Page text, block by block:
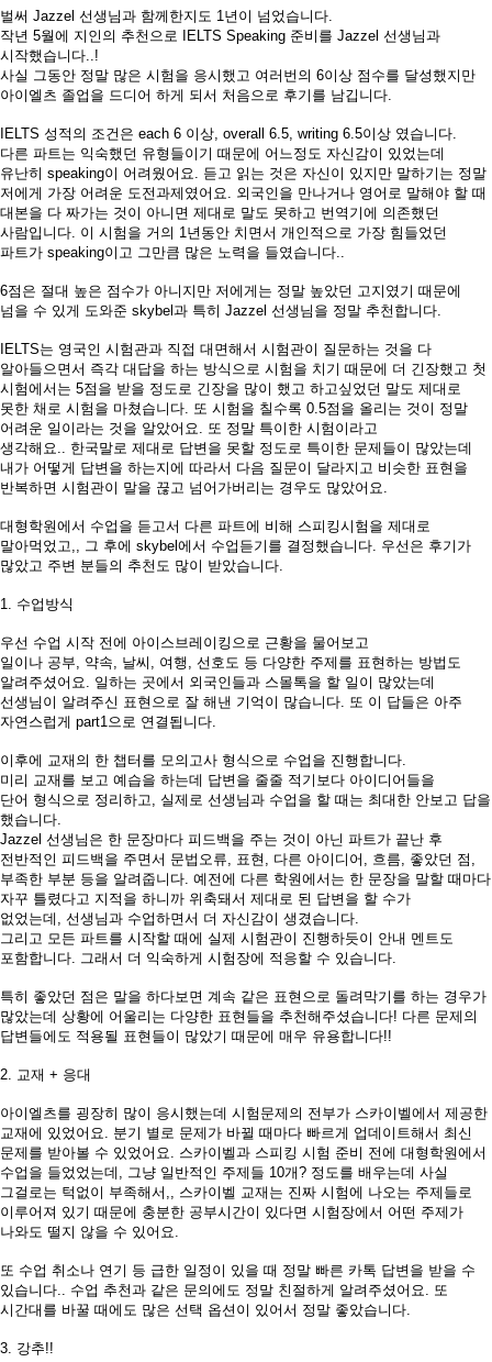
벌써 Jazzel 선생님과 함께한지도 1 년이 넘었습니다
작년 5월에 지인의 추천으로 IELTS Speaking 준비를 Jazzel 선생님과
시작했습니다 ..!
사실 그동안 정말 많은 시험을 응시했고 여러번의 6이상 점수를 달성했지만
아이엘츠 졸업을 드디어 하게 되서 처음으로 후기를 남깁니다
IELTS 성적의 조건은 each 6 이상 , overall 6.5, writing 6.5이상 였습니다
다른 파트는 익숙했던 유형들이기 때문에 어느정도 자신감이 있었는데
유난히 speaking이 어려웠어요
듣고 읽는 것은 자신이 있지만 말하기는 정말
저에게 가장 어려운 도전과제였어요
외국인을 만나거나 영어로 말해야 할 때
대본을 다 짜가는 것이 아니면 제대로 말도 못하고 번역기에 의존했던
사람입니다 이 시험을 거의 1 년동안 치면서 개인적으로 가장 힘들었던
파트가 speaking이고 그만큼 많은 노력을 들였습니다
6점은 절대 높은 점수가 아니지만 저에게는 정말 높았던 고지였기 때문에
넘을 수 있게 도와준 skybel과 특히 Jazzel 선생님을 정말 추천합니다.
IELTS는 영국인 시험관과 직접 대면해서 시험관이 질문하는 것을 다
알아들으면서 즉각 대답을 하는 방식으로 시험을 치기 때문에 더 긴장했고 첫
시험에서는 5점을 받을 정도로 긴장을 많이 했고 하고싶었던 말도 제대로
못한 채로 시험을 마쳤습니다 또 시험을 칠수록 0.5점을 올리는 것이 정말
어려운 일이라는 것을 알았어요
또 정말 특이한 시험이라고
생각해요
한국말로 제대로 답변을 못할 정도로 특이한 문제들이 많았는데
내가 어떻게 답변을 하는지에 따라서 다음 질문이 달라지고 비슷한 표현을
반복하면 시험관이 말을 끊고 넘어가버리는 경우도 많았어요
대형학원에서 수업을 듣고서 다른 파트에 비해 스피킹시험을 제대로
말아먹었고,, 그 후에 skybel에서 수업듣기를 결정했습니다 우선은 후기가
많았고 주변 분들의 추천도 많이 받았습니다
1. 수업방식
우선 수업 시작 전에 아이스브레이킹으로 근황을 물어보고
일이나 공부 약속 날씨 여행, 선호도 등 다양한 주제를 표현하는 방법도
알려주셨어요
일하는 곳에서 외국인들과 스몰톡을 할 일이 많았는데
선생님이 알려주신 표현으로 잘 해낸 기억이 많습니다 또 이 답들은 아주
자연스럽게 part1 으로 연결됩니다
이후에 교재의 한 챕터를 모의고사 형식으로 수업을 진행 합니다
미리 교재 를 보고 예습을 하는데 답변을 줄줄 적기보다 아이디어들을
단어 형식으로 정리하고 실제로 선생님과 수업을 할 때는 최대한 안보고 답을
했습니다
Jazzel 선생님은 한 문장마다 피드백을 주는 것이 아닌 파트가 끝난 후
전반적인 피드백을 주면서 문법오류 , 표현, 다른 아이디어
흐름, 좋았던 점,
부족한 부분 등을 알려줍니다 예전에 다른 학원에서는 한 문장을 말할 때마다
자꾸 틀렸다고 지적을 하니까 위축돼서 제대로 된 답변을 할 수가
없었는데
선생님과 수업하면서 더 자신감이 생겼습니다
그리고 모든 파트를 시작할 때에 실제 시험관이 진행하듯이 안내 멘트도
포함합니다
그래서 더 익숙하게 시험장에 적응할 수 있습니다
특히 좋았던 점은 말을 하다보면 계속 같은 표현으로 돌려막기를 하는 경우가
많았는데 상황에 어울리는 다양한 표현들을 추천해주셨습니다! 다른 문제의
답변들에도 적용될 표현들이 많았기 때문에 매우 유용합니다!!
2. 교재 + 응대
아이엘츠를 굉장히 많이 응시했는데 시험문제의 전부가 스카이벨에서 제공한
교재에 있었어요
분기 별로 문제가 바뀔 때마다 빠르게 업데이트해서 최신
문제를 받아볼 수 있었어요
스카이벨과 스피킹 시험 준비 전에 대형학원에서
수업을 들었었는데
그냥 일반적인 주제들 10개? 정도를 배우는데 사실
그걸로는 턱없이 부족해서
스카이벨 교재는 진짜 시험에 나오는 주제들로
이루어져 있기 때문에 충분한 공부시간이 있다면 시험장에서 어떤 주제가
나와도 떨지 않을 수 있어요
또 수업 취소나 연기 등 급한 일정이 있을 때 정말 빠른 카톡 답변을 받을 수
있습니다
수업 추천과 같은 문의에도 정말 친절하게 알려주셨어요
또
시간대를 바꿀 때에도 많은 선택 옵션이 있어서 정말 좋았습니다
3. 강추!!